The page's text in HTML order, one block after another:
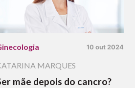
10 out 2024
MARQUES
mãe depois do cancro?